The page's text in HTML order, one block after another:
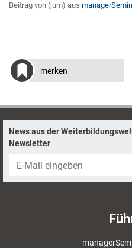
Beitrag von (jum) aus
merken
News aus der
Newsletter